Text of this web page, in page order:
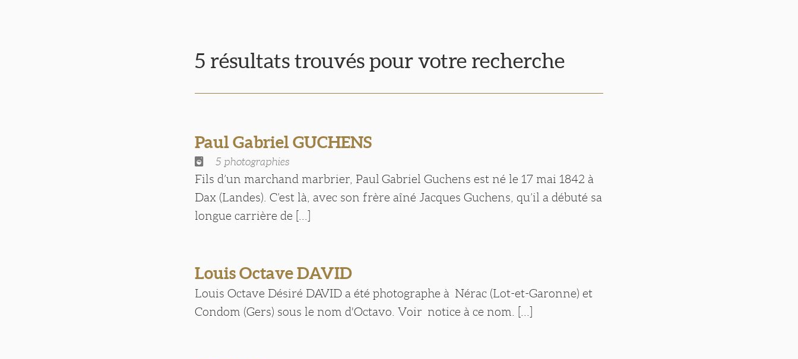
5 résultats trouvés pour votre recherche
Paul Gabriel GUCHENS
5 photographies
Fils d’un marchand marbrier, Paul Gabriel Guchens est né le 17 mai 1842 à
Dax (Landes). C’est là, avec son frère aîné Jacques Guchens, qu’il a débuté sa
longue carrière de [...]
Louis Octave DAVID
Louis Octave Désiré DAVID a été photographe à Nérac (Lot-et-Garonne) et
Condom (Gers) sous le nom d'Octavo. Voir notice à ce nom. [...]